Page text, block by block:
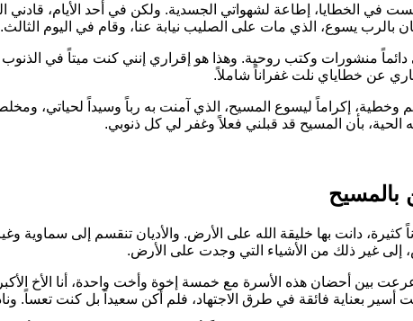
في الخطايا، إطاعة لشهواتي الجسدية. ولكن في أحد الأيام، قادني
بالرب يسوع، الذي مات على الصليب نيابة عنا، وقام في اليوم
دائماً منشورات وكتب روحية. وهذا هو إقراري إنني كنت ميتاً في الذنوب
عن خطاياي نلت غفراناً شاملاً.
وخطية، إكراماً ليسوع المسيح، الذي آمنت به رباً وسيداً لحياتي،
الحية، بأن المسيح قد قبلني فعلاً وغفر لي كل ذنوبي.
بالمسيح
كثيرة، دانت بها خليقة الله على الأرض. والأديان تنقسم إلى سماوية
إلى غير ذلك من الأشياء التي وجدت على الأرض.
بين أحضان هذه الأسرة مع خمسة إخوة وأخت واحدة، أنا الأخ
أسير بعناية فائقة في طرق الاجتهاد، فلم أكن سعيداً بل كنت تعساً.